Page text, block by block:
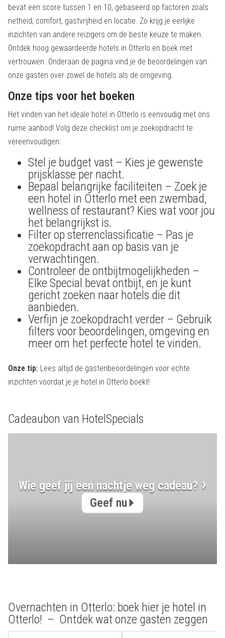
bevat een score tussen 1 en 10, gebaseerd op factoren zoals
netheid, comfort, gastvrijheid en locatie. Zo krijg je eerlijke
inzichten van andere reizigers om de beste keuze te maken.
Ontdek hoog gewaardeerde hotels in Otterlo en boek met
vertrouwen. Onderaan de pagina vind je de beoordelingen van
onze gasten over zowel de hotels als de omgeving.
Onze tips voor het boeken
Het vinden van het ideale hotel in Otterlo is eenvoudig met ons
ruime aanbod! Volg deze checklist om je zoekopdracht te
vereenvoudigen:
Stel je budget vast – Kies je gewenste
prijsklasse per nacht.
Bepaal belangrijke faciliteiten – Zoek je
een hotel in Otterlo met een zwembad,
wellness of restaurant? Kies wat voor jou
het belangrijkst is.
Filter op sterrenclassificatie – Pas je
zoekopdracht aan op basis van je
verwachtingen.
Controleer de ontbijtmogelijkheden –
Elke Special bevat ontbijt, en je kunt
gericht zoeken naar hotels die dit
aanbieden.
Verfijn je zoekopdracht verder – Gebruik
filters voor beoordelingen, omgeving en
meer om het perfecte hotel te vinden.
Onze tip: Lees altijd de gastenbeoordelingen voor echte
inzichten voordat je je hotel in Otterlo boekt!
Cadeaubon van HotelSpecials
Wie geef jij een nachtje weg cadeau?
Geef nu
Overnachten in Otterlo: boek hier je hotel in
Otterlo! – Ontdek wat onze gasten zeggen